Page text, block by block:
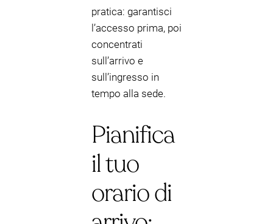
pratica: garantisci
l’accesso prima, poi
concentrati
sull’arrivo e
sull’ingresso in
tempo alla sede.
Pianifica
il tuo
orario di